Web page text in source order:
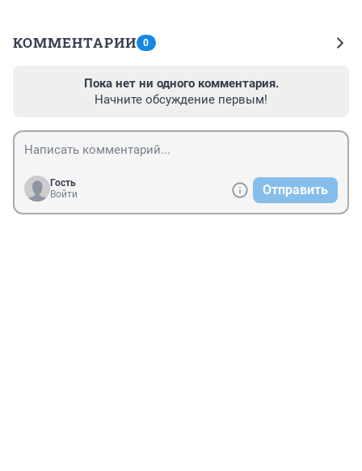
КОММЕНТАРИИ 0
Пока нет ни одного комментария.
Начните обсуждение первым!
Гость
Войти
Отправить